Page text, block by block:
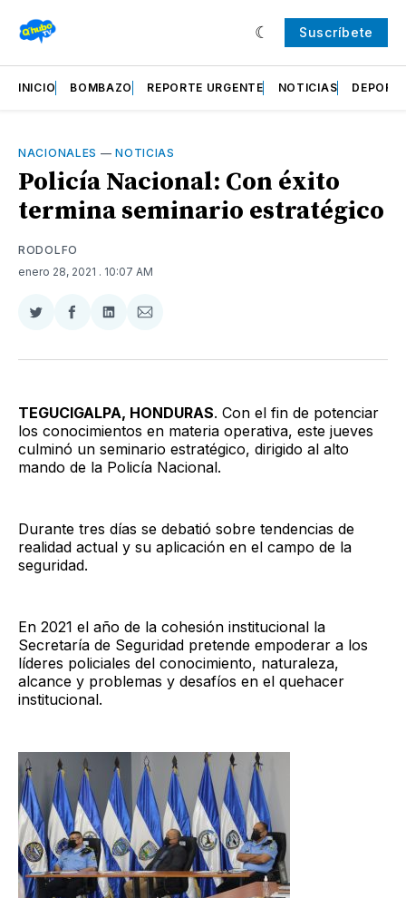
Suscríbete
INICIO BOMBAZO REPORTE URGENTE NOTICIAS
NACIONALES —NOTICIAS
Policía Nacional: Con éxito
termina seminario estratégico
RODOLFO
enero 28, 2021 . 10:07 AM
Compartir
Twitter
Compartir
Facebook
Compartir
LinkedIn
Compartir
Email
TEGUCIGALPA, HONDURAS. Con el fin de potenciar
los conocimientos en materia operativa, este jueves
culminó un seminario estratégico, dirigido al alto
mando de la Policía Nacional.
Durante tres días se debatió sobre tendencias de
realidad actual y su aplicación en el campo de la
seguridad.
En 2021 el año de la cohesión institucional la
Secretaría de Seguridad pretende empoderar a los
líderes policiales del conocimiento, naturaleza,
alcance y problemas y desafíos en el quehacer
institucional.